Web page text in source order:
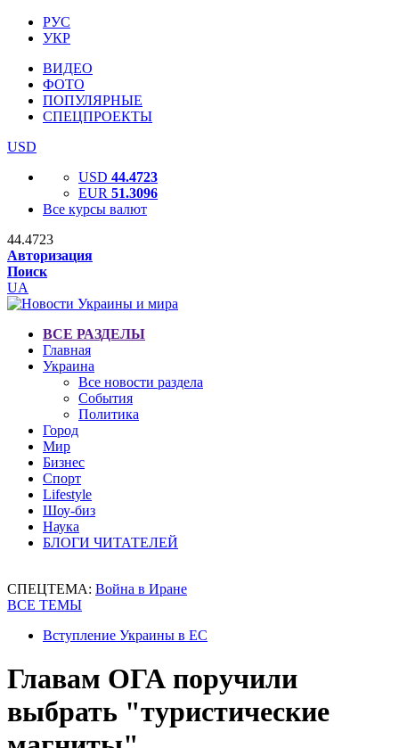
РУС
УКР
ВИДЕО
ФОТО
ПОПУЛЯРНЫЕ
СПЕЦПРОЕКТЫ
USD
USD 44.4723
EUR 51.3096
Все курсы валют
44.4723
Авторизация
Поиск
UA
ВСЕ РАЗДЕЛЫ
Главная
Украина
Все новости раздела
События
Политика
Город
Мир
Бизнес
Спорт
Lifestyle
Шоу-биз
Наука
БЛОГИ ЧИТАТЕЛЕЙ
СПЕЦТЕМА: Война в Иране
ВСЕ ТЕМЫ
Вступление Украины в ЕС
Главам ОГА поручили
выбрать "туристические